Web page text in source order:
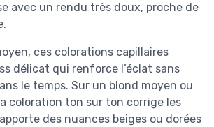
avec un rendu très doux, proche de
ces colorations capillaires
délicat qui renforce l’éclat sans
le temps. Sur un blond moyen ou
coloration ton sur ton corrige les
des nuances beiges ou dorées